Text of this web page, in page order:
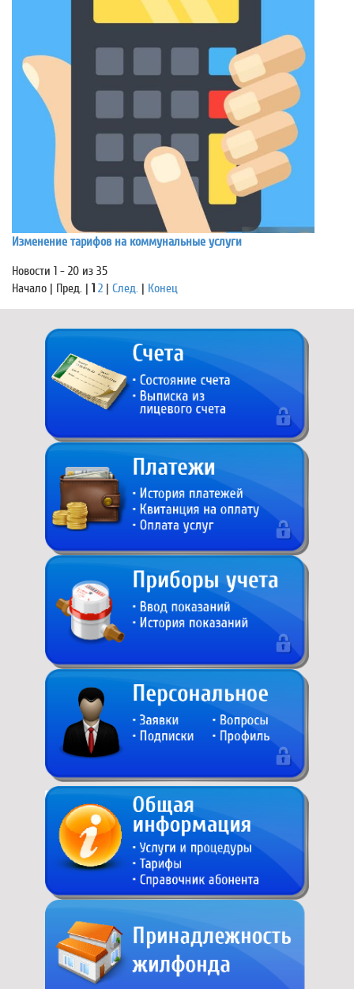
Изменение тарифов на коммунальные услуги
Новости 1 - 20 из 35
Начало | Пред. | 1 2 | След. | Конец